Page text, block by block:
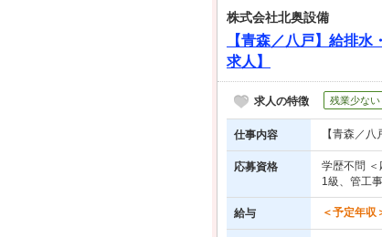
株式会社北奥設備
【青森／八戸】給排
求人】
求人の特徴 残業少ない
仕事内容 【青森／
応募資格
学歴不問
1級、管工
給与 ＜予定年収